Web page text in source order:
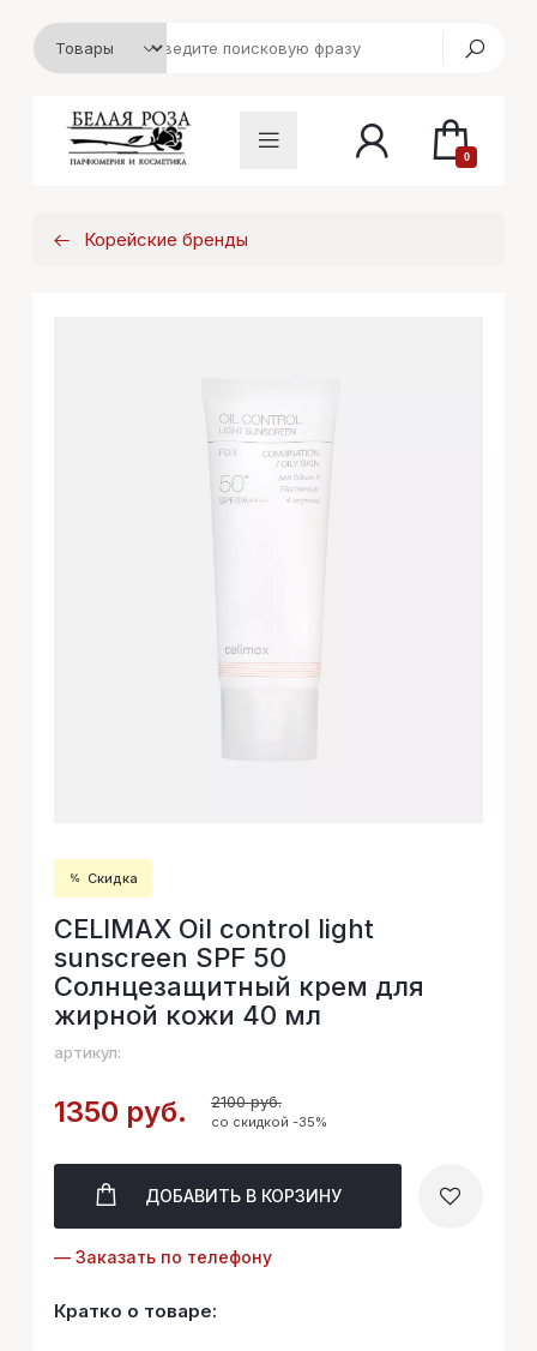
0
Корейские бренды
Скидка
CELIMAX Oil control light
sunscreen SPF 50
Солнцезащитный крем для
жирной кожи 40 мл
артикул:
1350 руб. 2100 руб.
со скидкой -35%
ДОБАВИТЬ В КОРЗИНУ
— Заказать по телефону
Кратко о товаре: